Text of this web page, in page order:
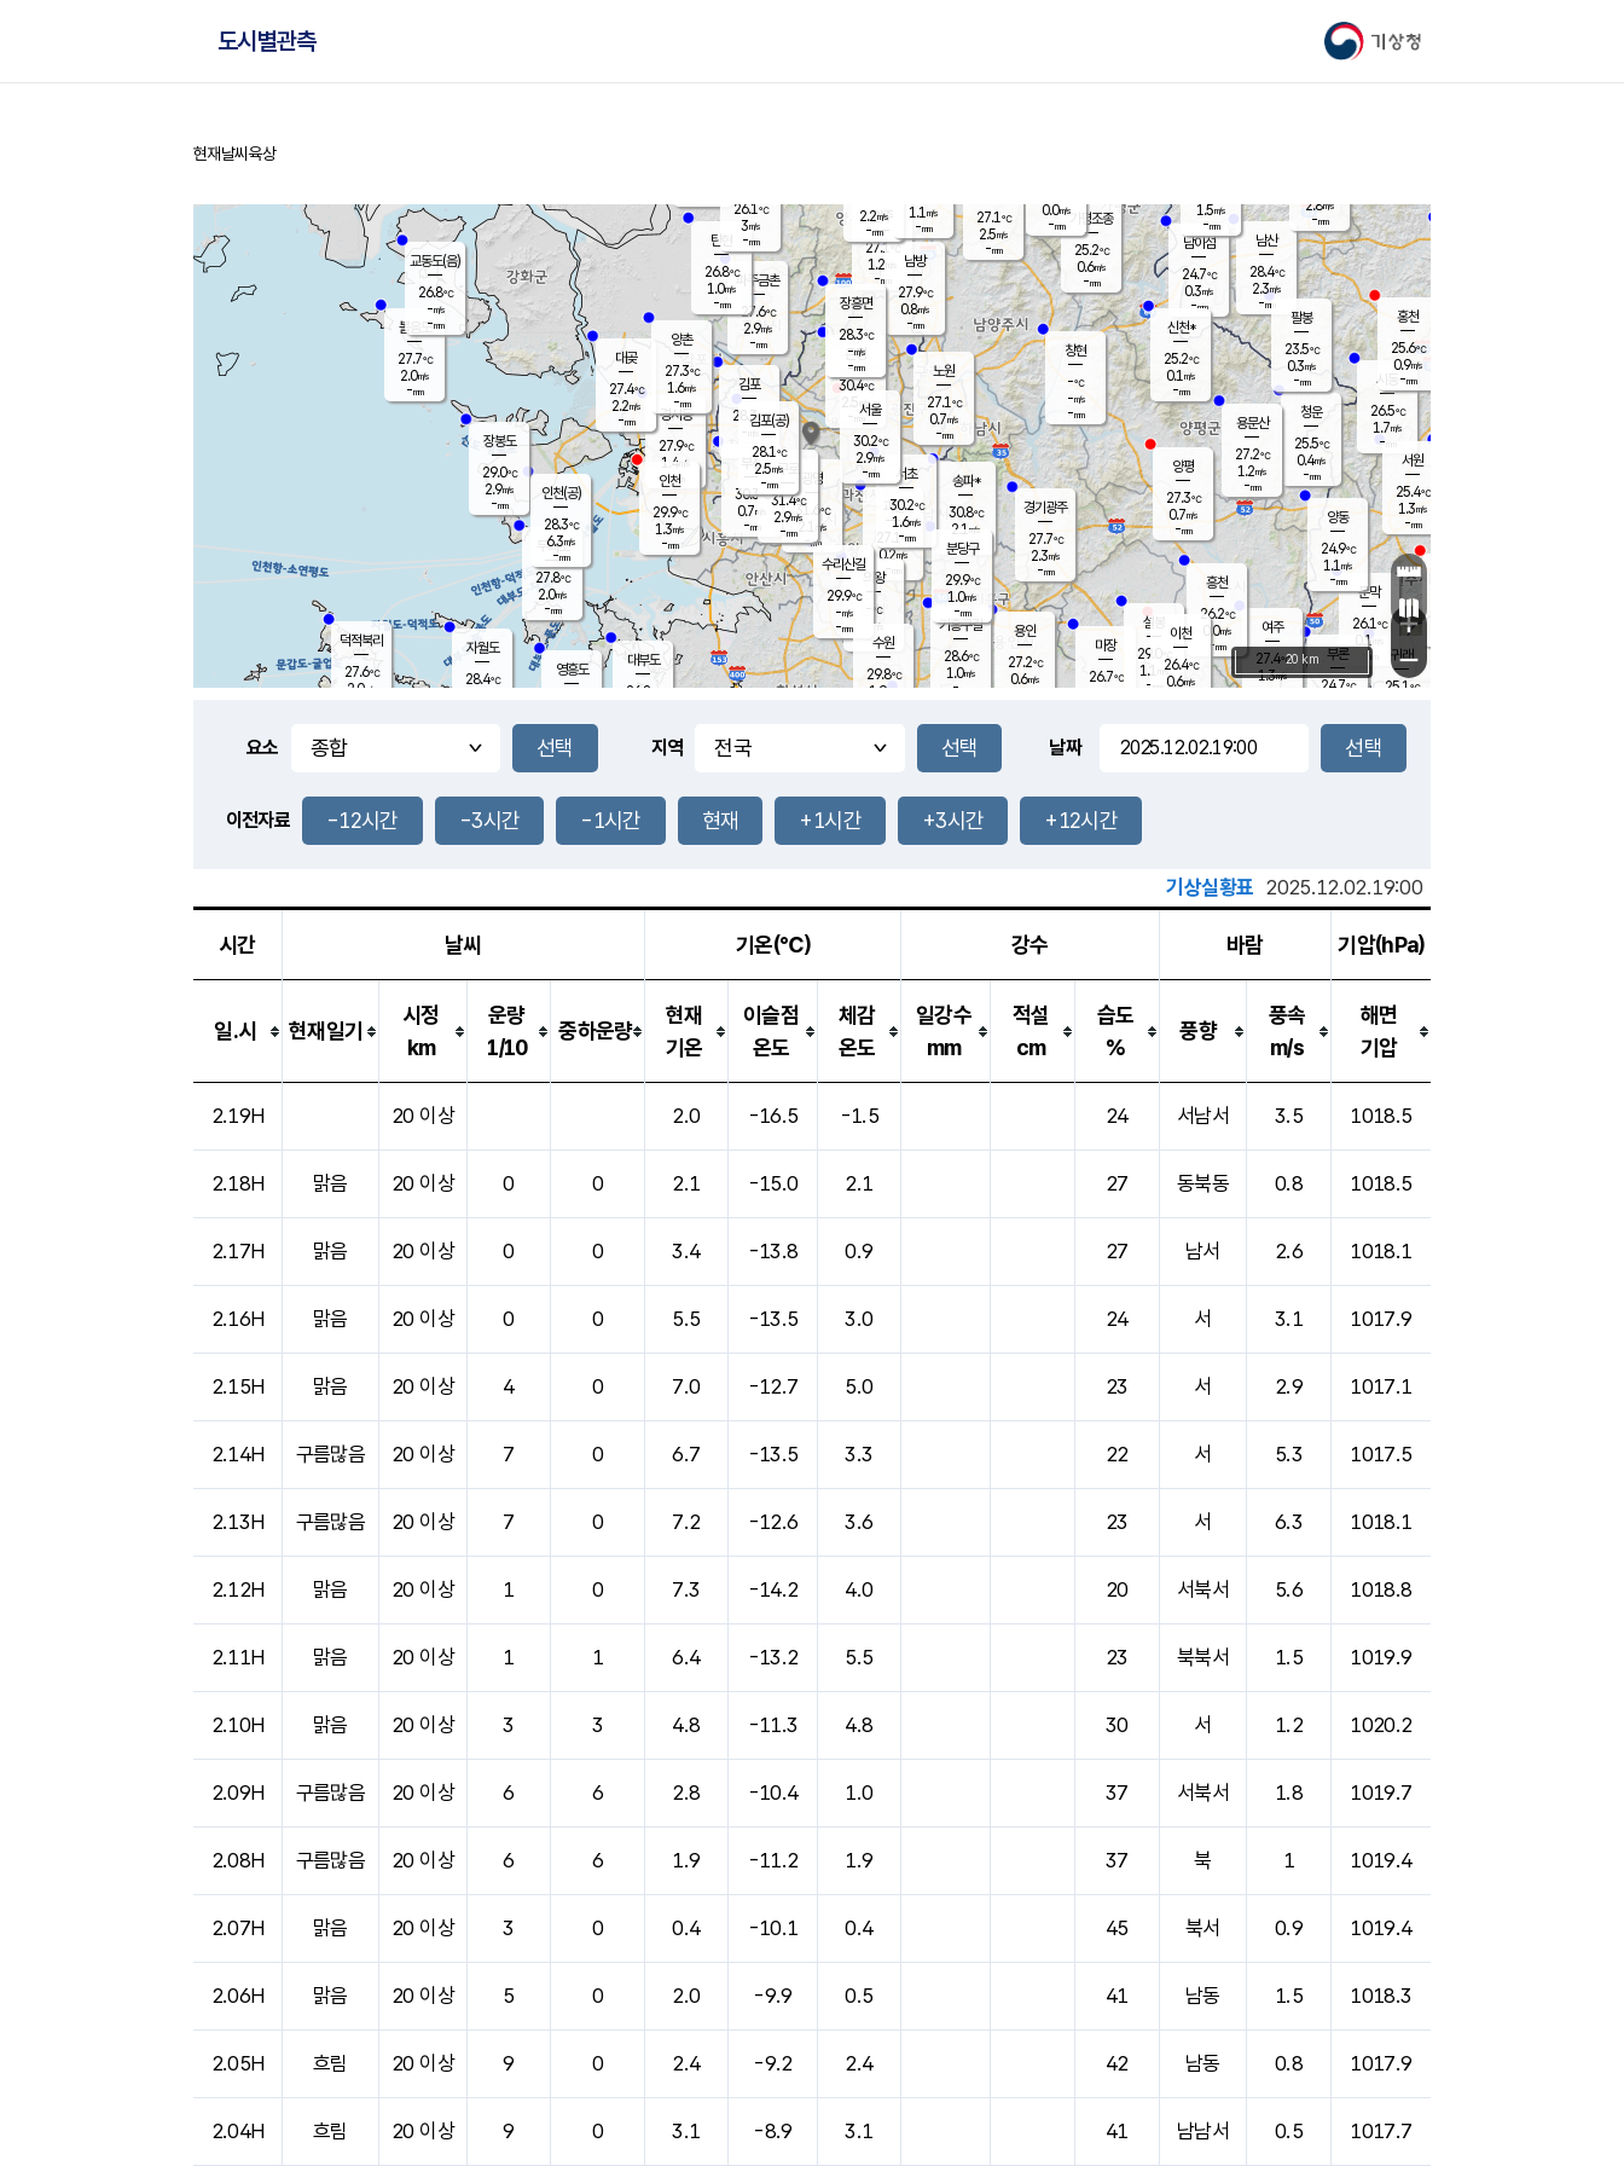
기상청
도시별관측
홈
현재날씨 육상
풍도
0.4m/s
문막
26.1℃
0.1m/s
mm
남이섬
24.7℃
0.3m/s
-mm
무의도
27.8℃
2.0m/s
-mm
영흥도
볼음도
27.7℃
2.0m/s
-mm
자월도
28.4℃
양주
27.1℃
1.2
-mm
부론
24.7℃
과천
27.1℃
0.2m/s
- mm
남산
28.4℃
2.3m/s
-mm
장봉도
29.0℃
2.9m/s
-mm
-mm
청운
25.5℃
0.4m/s
-mm
팔봉
23.5℃
0.3m/s
-mm
-mm
용인
27.2℃
0.6m/s
여주
27.4℃
1.3m/s
양동
24.9℃
1.1m/s
-mm
경기광주
27.7℃
2.3m/s
-mm
장호원
1.5m/s
-mm
27.5
℃
대부도
26.8
-
경서동
27.9℃
1.4 m/s
-mm
파주금촌
27.6℃
2.9m/s
-mm
가평조종
25.2℃
0.6m/s
-mm
27.1℃
2.5m/s
-mm
대곶
27.4℃
2.2m/s
-mm
신천*
25.2℃
0.1 m/s
-mm
창현
-℃
-m/s
-mm
탄현
26.8℃
1.0m/s
-mm
0.0m/s
-mm
30.3℃
0.5m/s
-mm
흥천
26.2℃
0.0m/s
-mm
마장
26.7℃
의왕
- ℃
m/s
mm
김포
28.3℃
-m/s
mm
설봉
29.0
1.1 m/s
- mm
광명
31.6 ℃
2.1 m/s
-mm
부천
30.3℃
0.7m/s
-mm
-mm
양촌
27.3℃
1.6m/s
-mm
구로
31.4℃
2.9m/s
-mm
은평
30.4℃
2.5 m/s
- mm
노원
27.1℃
0.7m/s
-mm
송파*
30.8℃
2.1 m/s
-mm
서초
30.2℃
1.6m/s
-mm
남방
27.9℃
0.8m/s
-mm
기흥구갈
28.6℃
1.0m/s
-
수리산길
29.9℃
-m/s
-mm
분당구
29.9℃
1.0m/s
-mm
장흥면
28.3℃
-m/s
-mm
2.2m/s
-mm
시동
26.5℃
1.7m/s
- mm
귀래
25.1 ℃
서원
25.4℃
1.3m/s
-mm
용문산
27.2℃
1.2m/s
-mm
덕적북리
27.6℃
2.0m/s
인천(공)
28.3℃
6.3m/s
-mm
김포(공)
28.1℃
2.5m/s
-mm
교동도(음)
26.8℃
-m/s
-mm
홍천
25.6℃
0.9m/s
-mm
이천
26.4℃
0.6m/s
양평
27.3℃
0.7m/s
-mm
수원
29.8℃
1.9m/s
인천
29.9℃
1.3m/s
-mm
서울
30.2℃
2.9m/s
-mm
2.8m/s
-mm
26.1℃
3m/s
-mm
1.1 m/s
-mm
+
−
20 km
요소 지역 날짜
이전자료 -12시간 -3시간 -1시간 현재 +1시간 +3시간 +12시간
기상실황표 2025.12.02.19:00
시간 날씨 기온(℃) 강수 바람 기압(hPa)
일.시 현재일기
시정
km
운량
1/10
중하운량
현재
기온
이슬점
온도
체감
온도
일강수
mm
적설
cm
습도
%
풍향
풍속
m/s
해면
기압
2.19H 20 이상 2.0 -16.5 -1.5 24 서남서 3.5 1018.5
2.18H 맑음 20 이상 0 0 2.1 -15.0 2.1 27 동북동 0.8 1018.5
2.17H 맑음 20 이상 0 0 3.4 -13.8 0.9 27 남서 2.6 1018.1
2.16H 맑음 20 이상 0 0 5.5 -13.5 3.0 24 서 3.1 1017.9
2.15H 맑음 20 이상 4 0 7.0 -12.7 5.0 23 서 2.9 1017.1
2.14H 구름많음 20 이상 7 0 6.7 -13.5 3.3 22 서 5.3 1017.5
2.13H 구름많음 20 이상 7 0 7.2 -12.6 3.6 23 서 6.3 1018.1
2.12H 맑음 20 이상 1 0 7.3 -14.2 4.0 20 서북서 5.6 1018.8
2.11H 맑음 20 이상 1 1 6.4 -13.2 5.5 23 북북서 1.5 1019.9
2.10H 맑음 20 이상 3 3 4.8 -11.3 4.8 30 서 1.2 1020.2
2.09H 구름많음 20 이상 6 6 2.8 -10.4 1.0 37 서북서 1.8 1019.7
2.08H 구름많음 20 이상 6 6 1.9 -11.2 1.9 37 북 1 1019.4
2.07H 맑음 20 이상 3 0 0.4 -10.1 0.4 45 북서 0.9 1019.4
2.06H 맑음 20 이상 5 0 2.0 -9.9 0.5 41 남동 1.5 1018.3
2.05H 흐림 20 이상 9 0 2.4 -9.2 2.4 42 남동 0.8 1017.9
2.04H 흐림 20 이상 9 0 3.1 -8.9 3.1 41 남남서 0.5 1017.7